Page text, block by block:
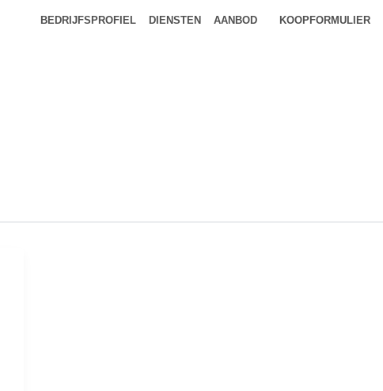
BEDRIJFSPROFIEL DIENSTEN AANBOD KOOPFORMULIER